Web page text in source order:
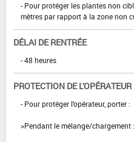
- Pour protéger les plantes non
mètres par rapport à la zone non
DÉLAI DE RENTRÉE
- 48 heures
PROTECTION DE L'OPÉRATEUR
- Pour protéger l'opérateur, porter :
>Pendant le mélange/chargement :